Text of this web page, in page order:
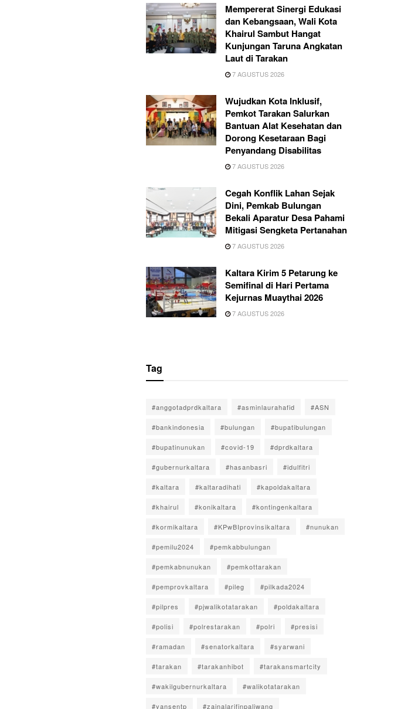
Mempererat Sinergi Edukasi
dan Kebangsaan, Wali Kota
Khairul Sambut Hangat
Kunjungan Taruna Angkatan
Laut di Tarakan
7 AGUSTUS 2026
Wujudkan Kota Inklusif,
Pemkot Tarakan Salurkan
Bantuan Alat Kesehatan dan
Dorong Kesetaraan Bagi
Penyandang Disabilitas
7 AGUSTUS 2026
Cegah Konflik Lahan Sejak
Dini, Pemkab Bulungan
Bekali Aparatur Desa Pahami
Mitigasi Sengketa Pertanahan
7 AGUSTUS 2026
Kaltara Kirim 5 Petarung ke
Semifinal di Hari Pertama
Kejurnas Muaythai 2026
7 AGUSTUS 2026
Tag
#anggotadprdkaltara #asminlaurahafid #ASN
#bankindonesia #bulungan #bupatibulungan
#bupatinunukan #covid-19 #dprdkaltara
#gubernurkaltara #hasanbasri #idulfitri
#kaltara #kaltaradihati #kapoldakaltara
#khairul #konikaltara #kontingenkaltara
#kormikaltara #KPwBIprovinsikaltara #nunukan
#pemilu2024 #pemkabbulungan
#pemkabnunukan #pemkottarakan
#pemprovkaltara #pileg #pilkada2024
#pilpres #pjwalikotatarakan #poldakaltara
#polisi #polrestarakan #polri #presisi
#ramadan #senatorkaltara #syarwani
#tarakan #tarakanhibot #tarakansmartcity
#wakilgubernurkaltara #walikotatarakan
#yansentp #zainalarifinpaliwang